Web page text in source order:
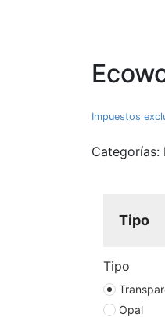
Impuestos
Categorías:
Tipo
Tipo
Opal